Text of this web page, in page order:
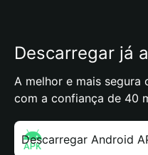
Descarregar já
A melhor e mais
com a confiança de 40
Descarregar Android